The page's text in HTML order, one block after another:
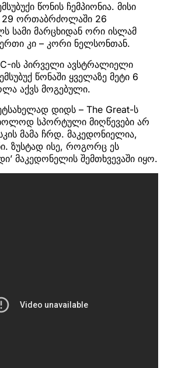
წონის ჩემპიონია. მისი
29 ორთაბრძოლაში 26
სამი მარცხიდან ორი ისლამ
ერთი კი – კორი ნელსონთან.
ის პირველი ავსტრალიელი
წონაში ყველაზე მეტი 6
აქვს მოგებული.
დიდს – The Great-ს
სპორტული მიღწევები არ
მამა ჩრდ. მაკედონიელია,
ზუსტად ისე, როგორც ეს
მაკედონელის შემთხვევაში იყო.